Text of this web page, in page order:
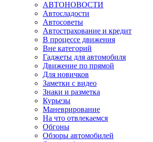
АВТОНОВОСТИ
Автосладости
Автосоветы
Автострахование и кредит
В процессе движения
Вне категорий
Гаджеты для автомобиля
Движение по прямой
Для новичков
Заметки с видео
Знаки и разметка
Курьезы
Маневрирование
На что отвлекаемся
Обгоны
Обзоры автомобилей